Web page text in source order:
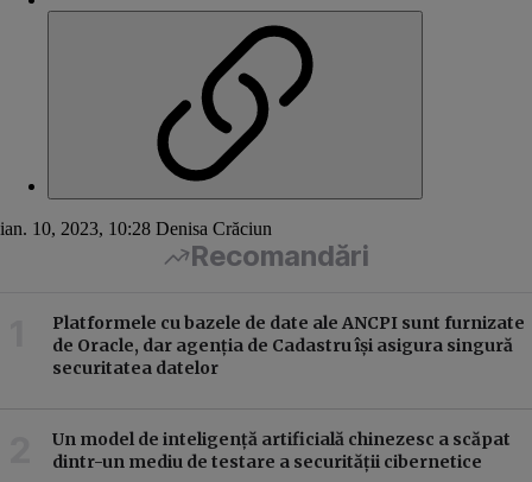
ian. 10, 2023, 10:28 Denisa Crăciun
Recomandări
Platformele cu bazele de date ale ANCPI sunt furnizate
de Oracle, dar agenția de Cadastru își asigura singură
securitatea datelor
Un model de inteligență artificială chinezesc a scăpat
dintr-un mediu de testare a securității cibernetice